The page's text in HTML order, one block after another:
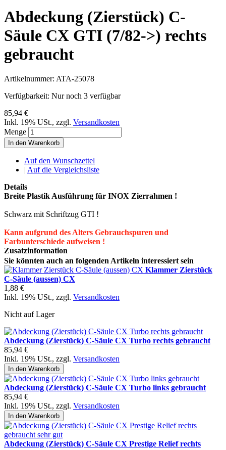
Abdeckung (Zierstück) C-
Säule CX GTI (7/82->) rechts
gebraucht
Artikelnummer: ATA-25078
Verfügbarkeit: Nur noch 3 verfügbar
85,94 €
Inkl. 19% USt., zzgl. Versandkosten
Menge
In den Warenkorb
Auf den Wunschzettel
| Auf die Vergleichsliste
Details
Breite Plastik Ausführung für INOX Zierrahmen !
Schwarz mit Schriftzug GTI !
Kann aufgrund des Alters Gebrauchspuren und
Farbunterschiede aufweisen !
Zusatzinformation
Sie könnten auch an folgenden Artikeln interessiert sein
Klammer Zierstück
C-Säule (aussen) CX
1,88 €
Inkl. 19% USt., zzgl. Versandkosten
Nicht auf Lager
Abdeckung (Zierstück) C-Säule CX Turbo rechts gebraucht
85,94 €
Inkl. 19% USt., zzgl. Versandkosten
In den Warenkorb
Abdeckung (Zierstück) C-Säule CX Turbo links gebraucht
85,94 €
Inkl. 19% USt., zzgl. Versandkosten
In den Warenkorb
Abdeckung (Zierstück) C-Säule CX Prestige Relief rechts